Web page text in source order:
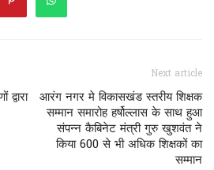
Next article
आरंग नगर मे विकासखंड स्तरीय शिक्षक
सम्मान समारोह हर्षोल्लास के साथ हुआ
संपन्न कैबिनेट मंत्री गुरु खुशवंत ने
किया 600 से भी अधिक शिक्षकों का
सम्मान